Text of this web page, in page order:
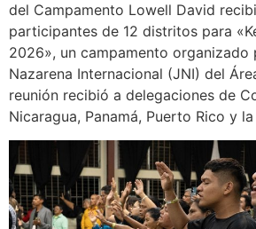
del Campamento Lowell David
participantes de 12 distritos para
2026», un campamento organizado
Nazarena Internacional (JNI) del
reunión recibió a delegaciones de
Nicaragua, Panamá, Puerto Rico y